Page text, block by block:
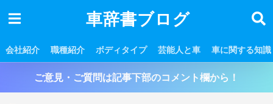
車辞書ブログ
会社紹介 職種紹介 ボディタイプ 芸能人と車 車に関する知識
ご意見・ご質問は記事下部のコメント欄から！